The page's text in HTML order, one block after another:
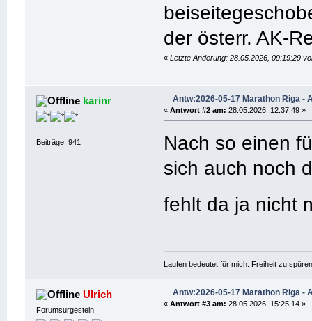
der österr. AK-
«Letzte Änderung: 28.05.2026, 09:19:29
karinr
Beiträge: 941
Antw:2026-05-17 Marathon Riga -
«Antwort #2 am: 28.05.2026, 12:37:49 »
Nach so einen
sich auch noch
fehlt da ja nicht
Laufen bedeutet für mich: Freiheit zu
Ulrich
Forumsurgestein
Antw:2026-05-17 Marathon Riga -
«Antwort #3 am: 28.05.2026, 15:25:14 »